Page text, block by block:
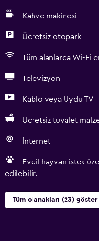
Kahve makinesi
Ücretsiz otopark
Tüm alanlarda Wi-Fi
Televizyon
Kablo veya Uydu TV
Ücretsiz tuvalet
İnternet
Evcil hayvan istek
edilebilir.
Tüm olanakları (23) göster